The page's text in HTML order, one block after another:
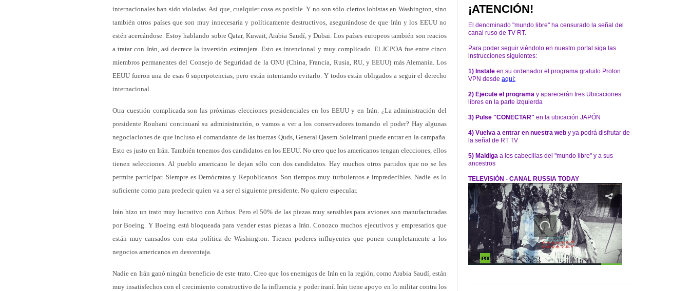
internacionales han sido violadas. Así que, cualquier cosa es posible. Y no son sólo ciertos lobistas en Washington, sino
también otros países que son muy innecesaria y políticamente destructivos, asegurándose de que Irán y los EEUU no
estén acercándose. Estoy hablando sobre Qatar, Kuwait, Arabia Saudí, y Dubai. Los países europeos también son reacios
a tratar con Irán, así decrece la inversión extranjera. Esto es intencional y muy complicado. El JCPOA fue entre cinco
miembros permanentes del Consejo de Seguridad de la ONU (China, Francia, Rusia, RU, y EEUU) más Alemania. Los
EEUU fueron una de esas 6 superpotencias, pero están intentando evitarlo. Y todos están obligados a seguir el derecho
internacional.
Otra cuestión complicada son las próximas elecciones presidenciales en los EEUU y en Irán. ¿La administración del
presidente Rouhani continuará su administración, o vamos a ver a los conservadores tomando el poder? Hay algunas
negociaciones de que incluso el comandante de las fuerzas Quds, General Qasem Soleimani puede entrar en la campaña.
Esto es justo en Irán. También tenemos dos candidatos en los EEUU. No creo que los americanos tengan elecciones, ellos
tienen selecciones. Al pueblo americano le dejan sólo con dos candidatos. Hay muchos otros partidos que no se les
permite participar. Siempre es Demócratas y Republicanos. Son tiempos muy turbulentos e impredecibles. Nadie es lo
suficiente como para predecir quien va a ser el siguiente presidente. No quiero especular.
Irán hizo un trato muy lucrativo con Airbus. Pero el 50% de las piezas muy sensibles para aviones son manufacturadas
por Boeing. Y Boeing está bloqueada para vender estas piezas a Irán. Conozco muchos ejecutivos y empresarios que
están muy cansados con esta política de Washington. Tienen poderes influyentes que ponen completamente a los
negocios americanos en desventaja.
Nadie en Irán ganó ningún beneficio de este trato. Creo que los enemigos de Irán en la región, como Arabia Saudí, están
muy insatisfechos con el crecimiento constructivo de la influencia y poder iraní. Irán tiene apoyo en lo militar contra los
¡ATENCIÓN!
El denominado "mundo libre" ha censurado la señal del
canal ruso de TV RT.
Para poder seguir viéndolo en nuestro portal siga las
instrucciones siguientes:
1) Instale en su ordenador el programa gratuito Proton
VPN desde aquí:
2) Ejecute el programa y aparecerán tres Ubicaciones
libres en la parte izquierda
3) Pulse "CONECTAR" en la ubicación JAPÓN
4) Vuelva a entrar en nuestra web y ya podrá disfrutar de
la señal de RT TV
5) Maldiga a los cabecillas del "mundo libre" y a sus
ancestros
TELEVISIÓN - CANAL RUSSIA TODAY